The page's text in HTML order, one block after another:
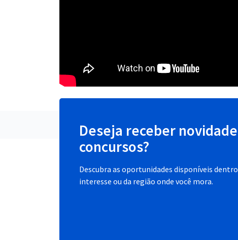
Deseja receber
concursos?
Descubra as oportunidades disponíveis dentro
interesse ou da região onde você mora.